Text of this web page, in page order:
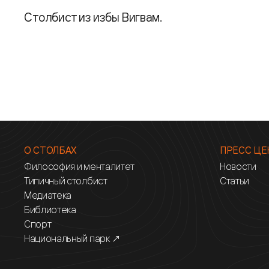
Столбист из избы Вигвам.
О СТОЛБАХ
Философия и менталитет
Типичный столбист
Медиатека
Библиотека
Спорт
Национальный парк ↗
ПРЕСС
Новости
Статьи